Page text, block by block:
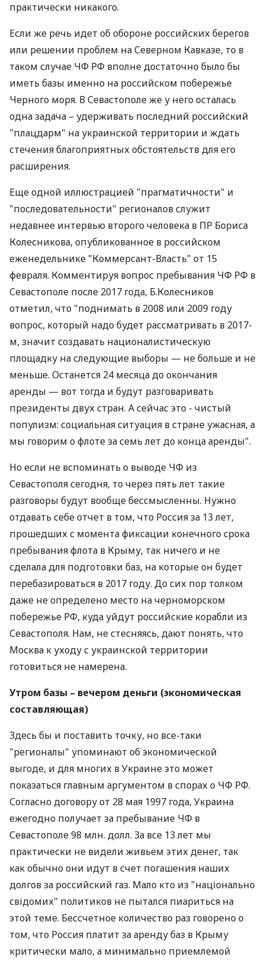
практически никакого.
Если же речь идет об обороне российских берегов
или решении проблем на Северном Кавказе, то в
таком случае ЧФ РФ вполне достаточно было бы
иметь базы именно на российском побережье
Черного моря. В Севастополе же у него осталась
одна задача – удерживать последний российский
"плацдарм" на украинской территории и ждать
стечения благоприятных обстоятельств для его
расширения.
Еще одной иллюстрацией "прагматичности" и
"последовательности" регионалов служит
недавнее интервью второго человека в ПР Бориса
Колесникова, опубликованное в российском
еженедельнике "Коммерсант-Власть" от 15
февраля. Комментируя вопрос пребывания ЧФ РФ в
Севастополе после 2017 года, Б.Колесников
отметил, что "поднимать в 2008 или 2009 году
вопрос, который надо будет рассматривать в 2017-
м, значит создавать националистическую
площадку на следующие выборы — не больше и не
меньше. Останется 24 месяца до окончания
аренды — вот тогда и будут разговаривать
президенты двух стран. А сейчас это - чистый
популизм: социальная ситуация в стране ужасная, а
мы говорим о флоте за семь лет до конца аренды".
Но если не вспоминать о выводе ЧФ из
Севастополя сегодня, то через пять лет такие
разговоры будут вообще бессмысленны. Нужно
отдавать себе отчет в том, что Россия за 13 лет,
прошедших с момента фиксации конечного срока
пребывания флота в Крыму, так ничего и не
сделала для подготовки баз, на которые он будет
перебазироваться в 2017 году. До сих пор толком
даже не определено место на черноморском
побережье РФ, куда уйдут российские корабли из
Севастополя. Нам, не стесняясь, дают понять, что
Москва к уходу с украинской территории
готовиться не намерена.
Утром базы – вечером деньги (экономическая
составляющая)
Здесь бы и поставить точку, но все-таки
"регионалы" упоминают об экономической
выгоде, и для многих в Украине это может
показаться главным аргументом в спорах о ЧФ РФ.
Согласно договору от 28 мая 1997 года, Украина
ежегодно получает за пребывание ЧФ в
Севастополе 98 млн. долл. За все 13 лет мы
практически не видели живьем этих денег, так
как обычно они идут в счет погашения наших
долгов за российский газ. Мало кто из "національно
свідомих" политиков не пытался пиариться на
этой теме. Бессчетное количество раз говорено о
том, что Россия платит за аренду баз в Крыму
критически мало, а минимально приемлемой